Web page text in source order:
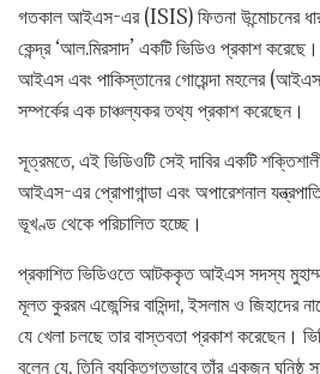
গতকাল আইএস-এর (ISIS) ফিতনা উন্মোচনের
কেন্দ্র ‘আল.মিরসাদ’ একটি ভিডিও প্রকাশ
আইএস এবং পাকিস্তানের গোয়েন্দা মহলের
সম্পর্কের এক চাঞ্চল্যকর তথ্য প্রকাশ করেছেন।
সূত্রমতে, এই ভিডিওটি সেই দাবির একটি
আইএস-এর প্রোপাগান্ডা এবং অপারেশনাল
ভূখণ্ড থেকে পরিচালিত হচ্ছে।
প্রকাশিত ভিডিওতে আটককৃত আইএস সদস্য
মূলত কুররম এজেন্সির বাসিন্দা, ইসলাম ও জিহাদের
যে খেলা চলছে তার বাস্তবতা প্রকাশ করেছেন।
বলেন যে, তিনি ব্যক্তিগতভাবে তাঁর একজন